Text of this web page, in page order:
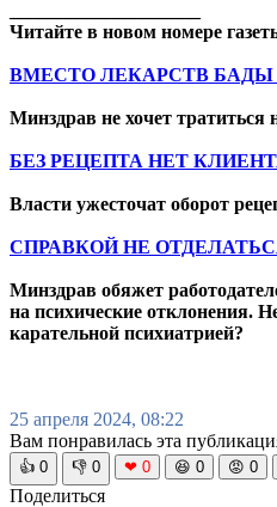
Читайте в новом номере
ВМЕСТО ЛЕКАРСТВ
Минздрав не хочет тратиться
БЕЗ РЕЦЕПТА НЕТ
Власти ужесточат оборот
СПРАВКОЙ НЕ
Минздрав обяжет
на психические отклонения.
карательной психиатрией?
25 апреля 2024, 08:22
Вам понравилась эта
👍 0 👎 0 ❤ 0 😆 0 😡 0
Поделиться